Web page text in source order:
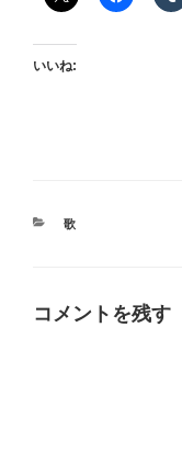
いいね:
カ
歌
コメントを残す